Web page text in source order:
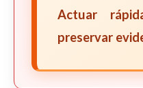
Actuar
preservar